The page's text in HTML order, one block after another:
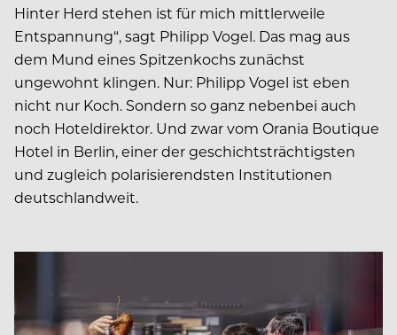
Hinter Herd stehen ist für mich mittlerweile
Entspannung“, sagt Philipp Vogel. Das mag aus
dem Mund eines Spitzenkochs zunächst
ungewohnt klingen. Nur: Philipp Vogel ist eben
nicht nur Koch. Sondern so ganz nebenbei auch
noch Hoteldirektor. Und zwar vom Orania Boutique
Hotel in Berlin, einer der geschichtsträchtigsten
und zugleich polarisierendsten Institutionen
deutschlandweit.